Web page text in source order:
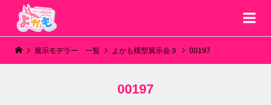
展示モデラー 一覧 よかも模型展示会３ 00197
00197